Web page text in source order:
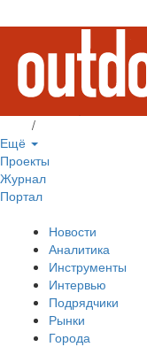
/
Ещё
Проекты
Журнал
Портал
Новости
Аналитика
Инструменты
Интервью
Подрядчики
Рынки
Города